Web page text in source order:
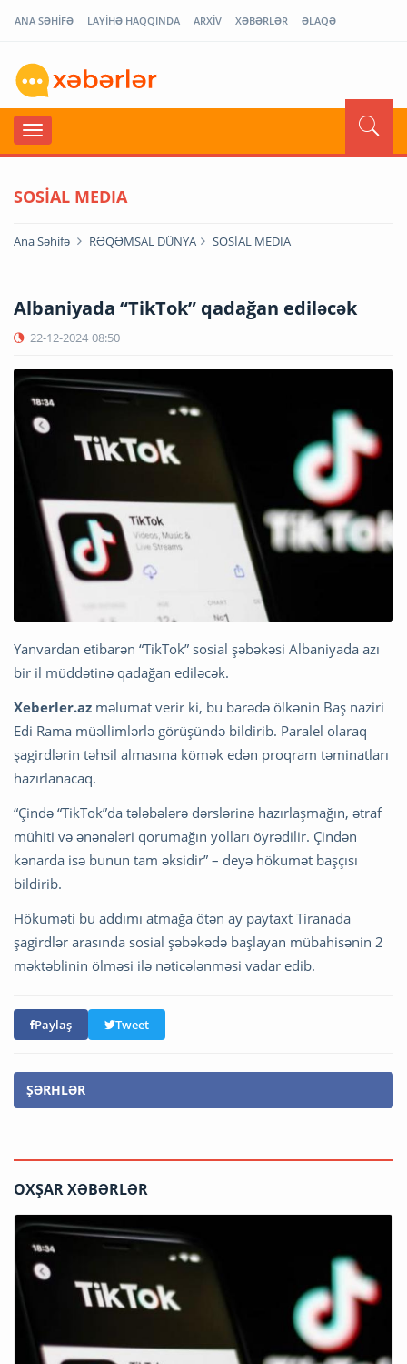
ANA SƏHİFƏ LAYİHƏ HAQQINDA ARXİV XƏBƏRLƏR ƏLAQƏ
SOSİAL MEDIA
Ana Səhifə RƏQƏMSAL DÜNYA SOSİAL MEDIA
Albaniyada “TikTok” qadağan ediləcək
22-12-2024 08:50
Yanvardan etibarən “TikTok” sosial şəbəkəsi Albaniyada azı
bir il müddətinə qadağan ediləcək.
Xeberler.az məlumat verir ki, bu barədə ölkənin Baş naziri
Edi Rama müəllimlərlə görüşündə bildirib. Paralel olaraq
şagirdlərin təhsil almasına kömək edən proqram təminatları
hazırlanacaq.
“Çində “TikTok”da tələbələrə dərslərinə hazırlaşmağın, ətraf
mühiti və ənənələri qorumağın yolları öyrədilir. Çindən
kənarda isə bunun tam əksidir” – deyə hökumət başçısı
bildirib.
Hökuməti bu addımı atmağa ötən ay paytaxt Tiranada
şagirdlər arasında sosial şəbəkədə başlayan mübahisənin 2
məktəblinin ölməsi ilə nəticələnməsi vadar edib.
Paylaş Tweet
ŞƏRHLƏR
OXŞAR XƏBƏRLƏR